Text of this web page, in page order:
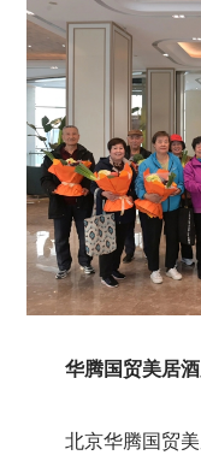
华腾国贸美居
北京华腾国贸